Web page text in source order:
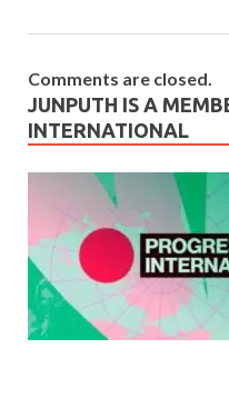
Comments are closed.
JUNPUTH IS A
INTERNATIONAL